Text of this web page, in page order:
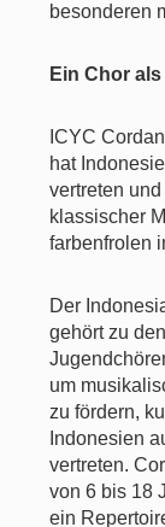
besonderen
Ein Chor
ICYC
hat
vertreten
klassischer
farbenfrolen
Der
gehört zu
um
zu fördern,
Indonesien
vertreten.
von 6 bis 18
ein